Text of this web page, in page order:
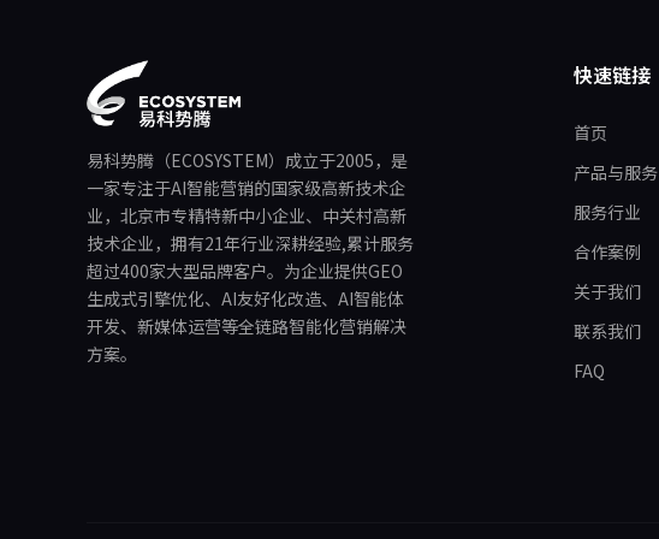
易科势腾（ECOSYSTEM）成立于2005，是
一家专注于AI智能营销的国家级高新技术企
业，北京市专精特新中小企业、中关村高新
技术企业，拥有21年行业深耕经验,累计服务
超过400家大型品牌客户。为企业提供GEO
生成式引擎优化、AI友好化改造、AI智能体
开发、新媒体运营等全链路智能化营销解决
方案。
快速链接
首页
产品与服务
服务行业
合作案例
关于我们
联系我们
FAQ